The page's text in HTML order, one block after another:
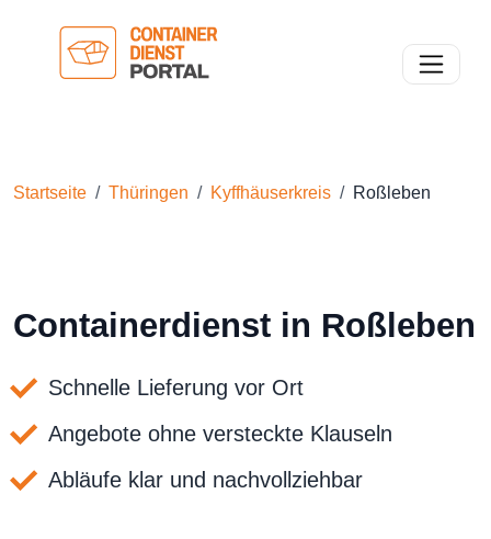
Toggle
Startseite Thüringen Kyffhäuserkreis Roßleben
Containerdienst in Roßleben
Schnelle Lieferung vor Ort
Angebote ohne versteckte Klauseln
Abläufe klar und nachvollziehbar